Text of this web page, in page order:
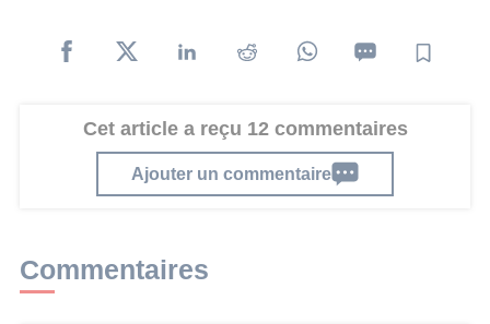
Cet article a reçu 12 commentaires
Ajouter un commentaire
Commentaires